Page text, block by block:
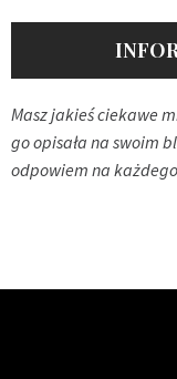
Masz jakieś ciekawe
go opisała na swoim
odpowiem na